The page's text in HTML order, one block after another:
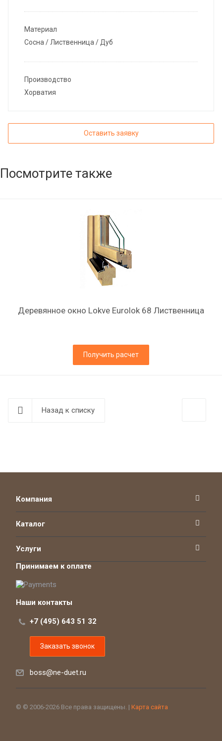
Материал
Сосна / Лиственница / Дуб
Производство
Хорватия
Оставить заявку
Посмотрите также
Деревянное окно Lokve Eurolok 68 Лиственница
Получить расчет
Назад к списку
Компания
Каталог
Услуги
Принимаем к оплате
Наши контакты
+7 (495) 643 51 32
Заказать звонок
boss@ne-duet.ru
© © 2006-2026 Все права защищены. | Карта сайта